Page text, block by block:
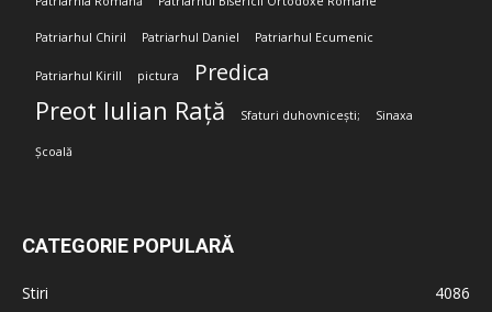
Patriarhul Chiril Patriarhul Daniel Patriarhul Ecumenic
Patriarhul Kirill pictura Predica
Preot Iulian Rață Sfaturi duhovnicești; Sinaxa
Școală
CATEGORIE POPULARĂ
Stiri
4086